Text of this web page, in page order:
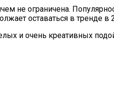
не ограничена.
оставаться в тренде в
и очень креативных